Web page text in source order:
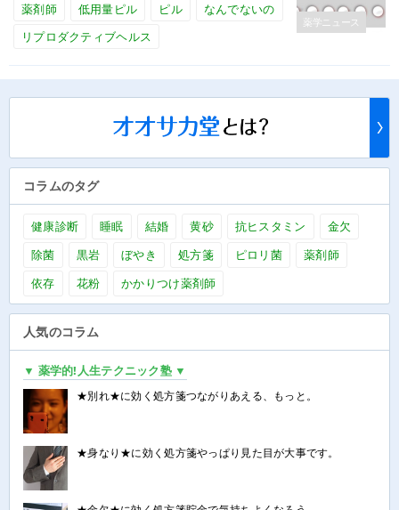
薬学ニュース
薬剤師 低用量ピル ピル
なんでないの
リプロダクティブヘルス
コラムのタグ
健康診断 睡眠 結婚 黄砂 抗ヒスタミン
金欠
除菌
黒岩 ぼやき 処方箋 ピロリ菌
薬剤師
依存
花粉 かかりつけ薬剤師
人気のコラム
▼ 薬学的!人生テクニック塾 ▼
★別れ★に効く処方箋つながりあえる、もっと。
★身なり★に効く処方箋やっぱり見た目が大事です。